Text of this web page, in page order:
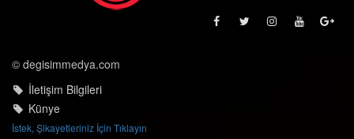
© degisimmedya.com
İletişim Bilgileri
Künye
İstek, Şikayetleriniz İçin Tıklayın